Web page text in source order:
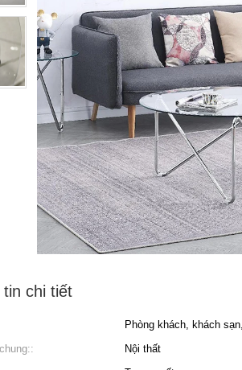
tin chi tiết
Phòng khách, khách
Nội thất